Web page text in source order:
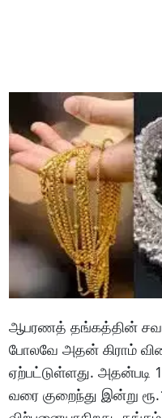
ஆபரணத் தங்கத்தின்
போலவே அதன் கிராம்
ஏற்பட்டுள்ளது. அதன்படி
வரை குறைந்து இன்று